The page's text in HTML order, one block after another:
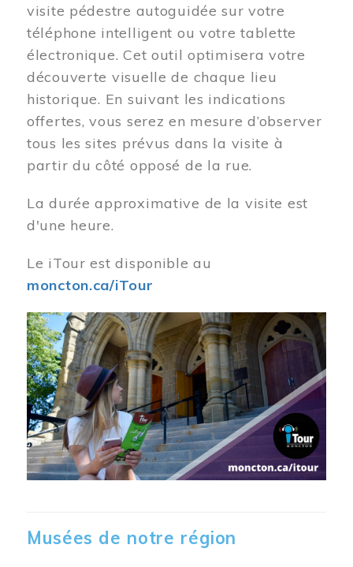
visite pédestre autoguidée sur votre
téléphone intelligent ou votre tablette
électronique. Cet outil optimisera votre
découverte visuelle de chaque lieu
historique. En suivant les indications
offertes, vous serez en mesure d’observer
tous les sites prévus dans la visite à
partir du côté opposé de la rue.
La durée approximative de la visite est
d'une heure.
Le iTour est disponible au
moncton.ca/iTour
Musées de notre région